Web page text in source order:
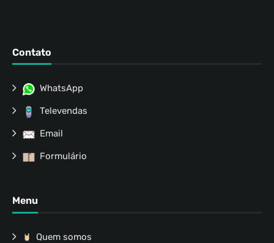
Contato
WhatsApp
Televendas
Email
Formulário
Menu
Quem somos